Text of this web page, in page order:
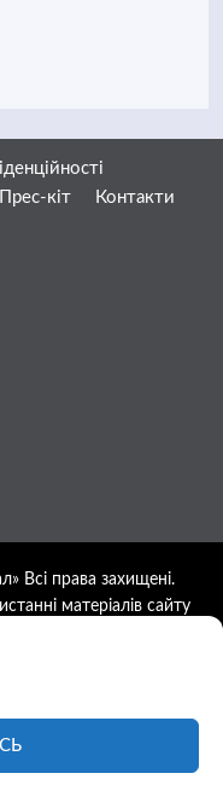
Прес-кіт
Контакти
Всі права захищені.
матеріалів сайту
джерело та прямого